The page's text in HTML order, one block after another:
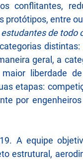
conflitantes,
protótipos, entre
de todo
geral, a
liberdade
etapas:
por
A equipe
estrutural,